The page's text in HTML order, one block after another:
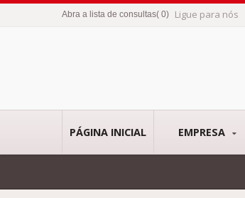
Abra a lista de consultas( 0) Ligue para nós
PÁGINA INICIAL EMPRESA